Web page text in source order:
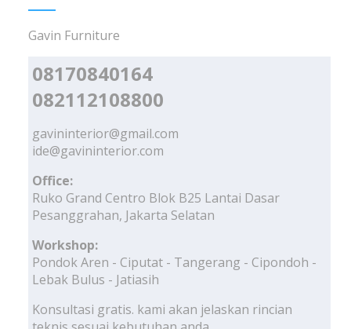
Gavin Furniture
08170840164
082112108800
gavininterior@gmail.com
ide@gavininterior.com
Office:
Ruko Grand Centro Blok B25 Lantai Dasar
Pesanggrahan, Jakarta Selatan
Workshop:
Pondok Aren - Ciputat - Tangerang - Cipondoh -
Lebak Bulus - Jatiasih
Konsultasi gratis. kami akan jelaskan rincian